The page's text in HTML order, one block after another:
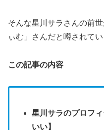
そんな星川サラさんの前
ぃむ」さんだと噂されてい
この記事の内容
星川サラのプロフ
いい】